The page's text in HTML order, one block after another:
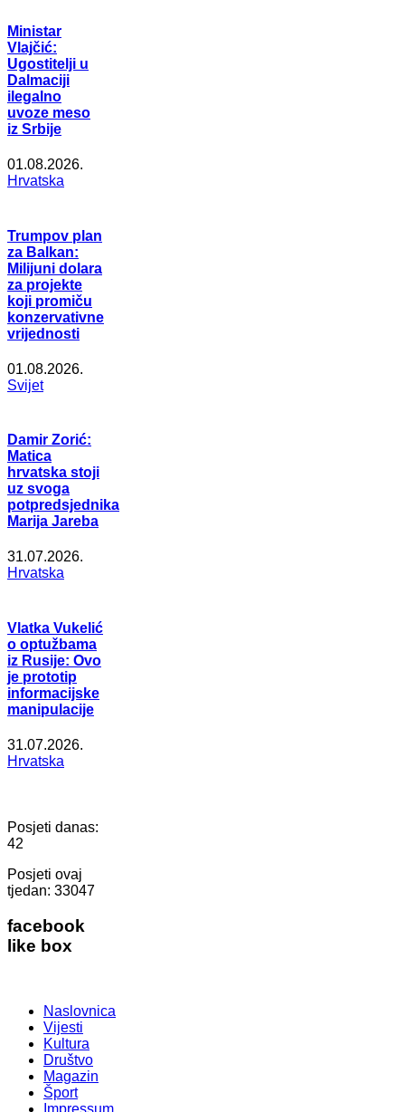
Ministar
Vlajčić:
Ugostitelji u
Dalmaciji
ilegalno
uvoze meso
iz Srbije
01.08.2026.
Hrvatska
Trumpov plan
za Balkan:
Milijuni dolara
za projekte
koji promiču
konzervativne
vrijednosti
01.08.2026.
Svijet
Damir Zorić:
Matica
hrvatska stoji
uz svoga
potpredsjednika
Marija Jareba
31.07.2026.
Hrvatska
Vlatka Vukelić
o optužbama
iz Rusije: Ovo
je prototip
informacijske
manipulacije
31.07.2026.
Hrvatska
Posjeti danas:
42
Posjeti ovaj
tjedan: 33047
facebook
like box
Naslovnica
Vijesti
Kultura
Društvo
Magazin
Šport